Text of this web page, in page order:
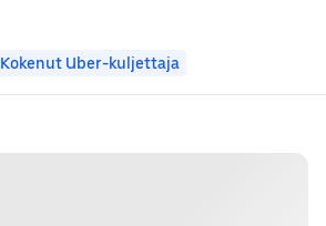
Kokenut Uber-kuljettaja